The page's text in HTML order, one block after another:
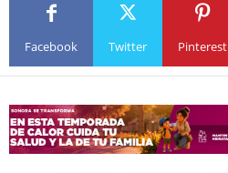
Facebook Twitter Pinterest